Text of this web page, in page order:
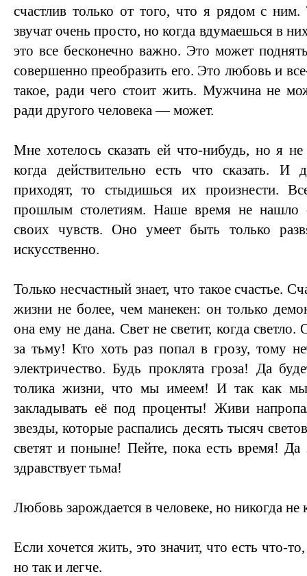
счастлив только от того, что я рядом с ним.
звучат очень просто, но когда вдумаешься в
это все бесконечно важно. Это может
совершенно преобразить его. Это любовь и
такое, ради чего стоит жить. Мужчина не
ради другого человека — может.
Мне хотелось сказать ей что-нибудь, но я
когда действительно есть что сказать.
приходят, то стыдишься их произнести.
прошлым столетиям. Наше время не нашло
своих чувств. Оно умеет быть только
искусственно.
Только несчастный знает, что такое счастье.
жизни не более, чем манекен: он только
она ему не дана. Свет не светит, когда
за тьму! Кто хоть раз попал в грозу, тому
электричество. Будь проклята гроза! Да
толика жизни, что мы имеем! И так как
закладывать её под проценты! Живи
звезды, которые распались десять тысяч
светят и поныне! Пейте, пока есть время! Да
здравствует тьма!
Любовь зарождается в человеке, но никогда не
Если хочется жить, это значит, что есть что-
но так и легче.